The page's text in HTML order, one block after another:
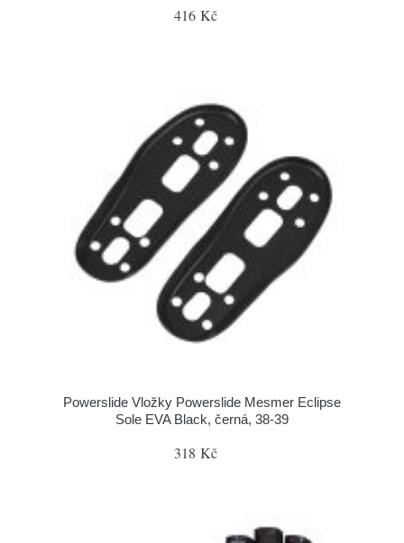
416 Kč
Powerslide Vložky Powerslide Mesmer Eclipse
Sole EVA Black, černá, 38-39
318 Kč